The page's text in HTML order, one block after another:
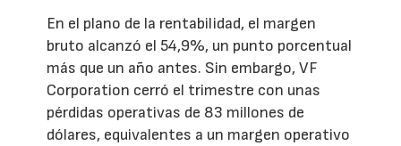
En el plano de la rentabilidad, el margen
bruto alcanzó el 54,9%, un punto porcentual
más que un año antes. Sin embargo, VF
Corporation cerró el trimestre con unas
pérdidas operativas de 83 millones de
dólares, equivalentes a un margen operativo